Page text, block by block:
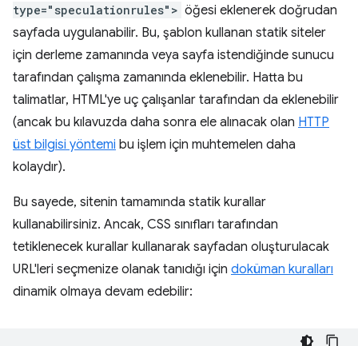
type="speculationrules"> öğesi eklenerek doğrudan
sayfada uygulanabilir. Bu, şablon kullanan statik siteler
için derleme zamanında veya sayfa istendiğinde sunucu
tarafından çalışma zamanında eklenebilir. Hatta bu
talimatlar, HTML'ye uç çalışanlar tarafından da eklenebilir
(ancak bu kılavuzda daha sonra ele alınacak olan HTTP
üst bilgisi yöntemi bu işlem için muhtemelen daha
kolaydır).
Bu sayede, sitenin tamamında statik kurallar
kullanabilirsiniz. Ancak, CSS sınıfları tarafından
tetiklenecek kurallar kullanarak sayfadan oluşturulacak
URL'leri seçmenize olanak tanıdığı için doküman kuralları
dinamik olmaya devam edebilir: